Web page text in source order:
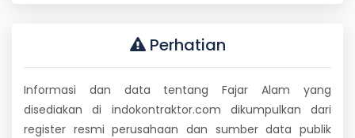
Perhatian
Informasi dan data tentang Fajar Alam yang
disediakan di indokontraktor.com dikumpulkan dari
register resmi perusahaan dan sumber data publik